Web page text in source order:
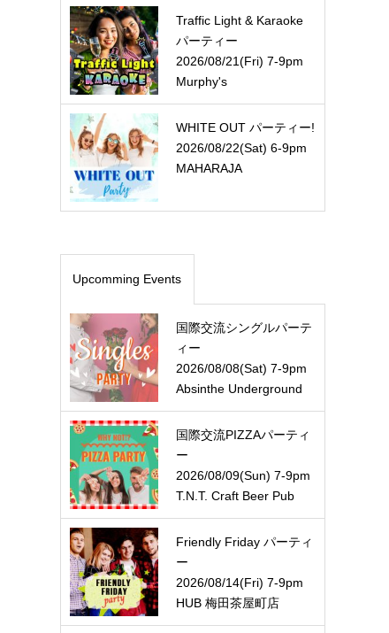
Traffic Light & Karaoke
パーティー
2026/08/21(Fri) 7-9pm
Murphy's
WHITE OUT パーティー!
2026/08/22(Sat) 6-9pm
MAHARAJA
Upcomming Events
国際交流シングルパーテ
ィー
2026/08/08(Sat) 7-9pm
Absinthe Underground
国際交流PIZZAパーティ
ー
2026/08/09(Sun) 7-9pm
T.N.T. Craft Beer Pub
Friendly Friday パーティ
ー
2026/08/14(Fri) 7-9pm
HUB 梅田茶屋町店